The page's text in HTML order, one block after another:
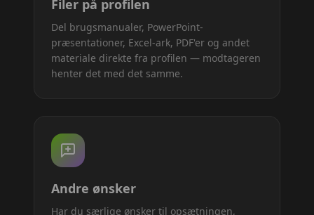
Filer på profilen
Del brugsmanualer, PowerPoint-
præsentationer, Excel-ark, PDF'er og andet
materiale direkte fra profilen — modtageren
henter det med det samme.
Andre ønsker
Har du særlige ønsker til opsætningen,